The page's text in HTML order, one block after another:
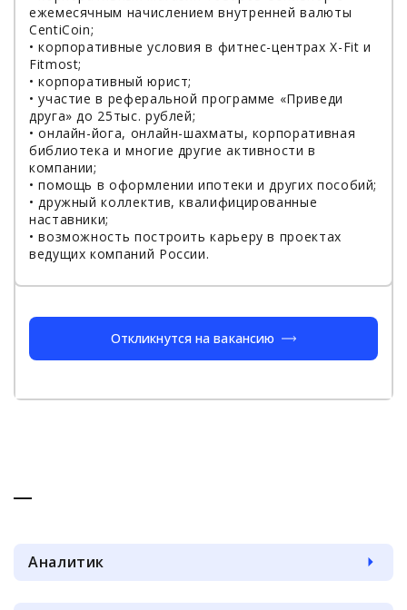
ежемесячным начислением внутренней валюты
CentiCoin;
• корпоративные условия в фитнес-центрах X-Fit и
Fitmost;
• корпоративный юрист;
• участие в реферальной программе «Приведи
друга» до 25тыс. рублей;
• онлайн-йога, онлайн-шахматы, корпоративная
библиотека и многие другие активности в
компании;
• помощь в оформлении ипотеки и других пособий;
• дружный коллектив, квалифицированные
наставники;
• возможность построить карьеру в проектах
ведущих компаний России.
Откликнутся на вакансию
Аналитик